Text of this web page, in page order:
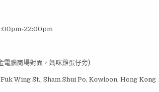
22:00pm
電腦商場對面，媽咪雞蛋仔旁)
Wing St., Sham Shui Po, Kowloon, Hong Kong